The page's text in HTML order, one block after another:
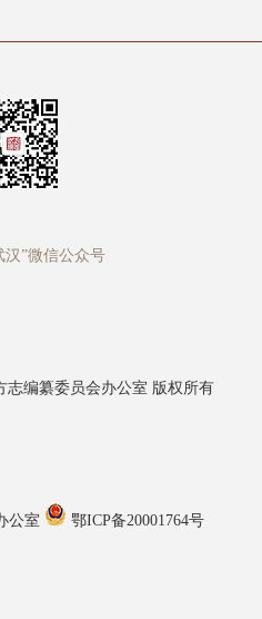
汉”微信公众号
志编纂委员会办公室 版权所有
公室 鄂ICP备20001764号